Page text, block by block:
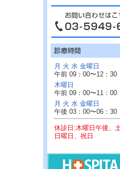
月 火 水 金曜日
午前 09：00〜12：30
木曜日
午前 09：00〜11：00
月 火 水 金曜日
午後 03：00〜06：30
休診日:木曜日午後、
日曜日、祝日